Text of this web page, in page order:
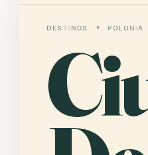
DESTINOS POLONIA